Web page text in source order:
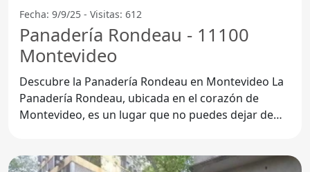
Fecha: 9/9/25 - Visitas: 612
Panadería Rondeau - 11100
Montevideo
Descubre la Panadería Rondeau en Montevideo La
Panadería Rondeau, ubicada en el corazón de
Montevideo, es un lugar que no puedes dejar de